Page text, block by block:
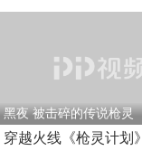
黑夜 被击碎的传说枪灵
穿越火线《枪灵计划》